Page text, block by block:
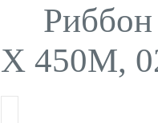
X 450M,